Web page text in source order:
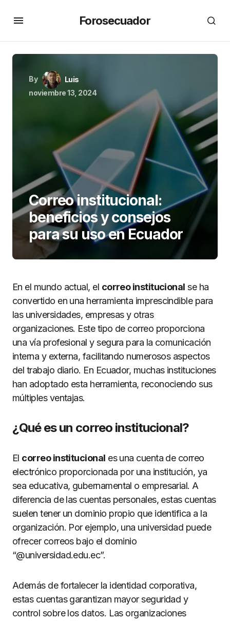
Forosecuador
By
Luis
noviembre 13, 2024
Correo institucional:
beneficios y consejos
para su uso en Ecuador
En el mundo actual, el correo institucional se ha
convertido en una herramienta imprescindible para
las universidades, empresas y otras
organizaciones. Este tipo de correo proporciona
una vía profesional y segura para la comunicación
interna y externa, facilitando numerosos aspectos
del trabajo diario. En Ecuador, muchas instituciones
han adoptado esta herramienta, reconociendo sus
múltiples ventajas.
¿Qué es un correo institucional?
El correo institucional es una cuenta de correo
electrónico proporcionada por una institución, ya
sea educativa, gubernamental o empresarial. A
diferencia de las cuentas personales, estas cuentas
suelen tener un dominio propio que identifica a la
organización. Por ejemplo, una universidad puede
ofrecer correos bajo el dominio
“@universidad.edu.ec”.
Además de fortalecer la identidad corporativa,
estas cuentas garantizan mayor seguridad y
control sobre los datos. Las organizaciones